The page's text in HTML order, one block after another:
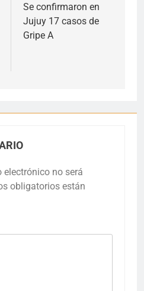
Se confirmaron en
Jujuy 17 casos de
Gripe A
electrónico no será
obligatorios están